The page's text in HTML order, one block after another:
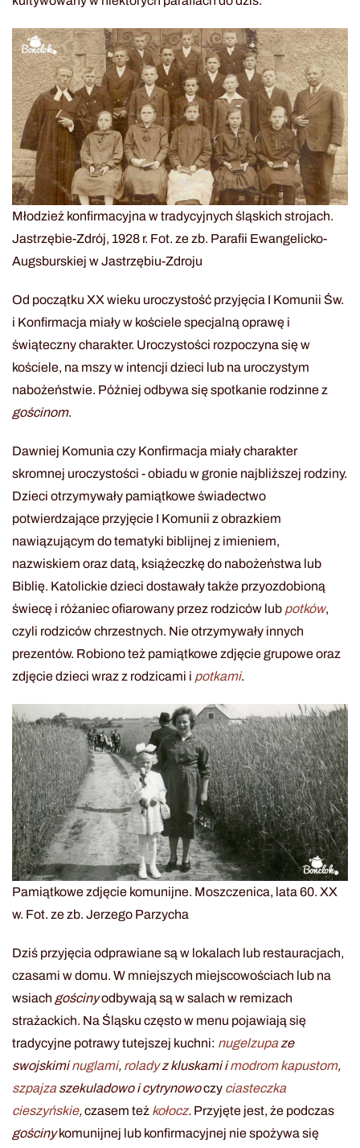
Młodzież konfirmacyjna w tradycyjnych śląskich strojach.
Jastrzębie-Zdrój, 1928 r. Fot. ze zb. Parafii Ewangelicko-
Augsburskiej w Jastrzębiu-Zdroju
Od początku XX wieku uroczystość przyjęcia I Komunii Św.
i Konfirmacja miały w kościele specjalną oprawę i
świąteczny charakter. Uroczystości rozpoczyna się w
kościele, na mszy w intencji dzieci lub na uroczystym
nabożeństwie. Później odbywa się spotkanie rodzinne z
gościnom.
Dawniej Komunia czy Konfirmacja miały charakter
skromnej uroczystości - obiadu w gronie najbliższej rodziny.
Dzieci otrzymywały pamiątkowe świadectwo
potwierdzające przyjęcie I Komunii z obrazkiem
nawiązującym do tematyki biblijnej z imieniem,
nazwiskiem oraz datą, książeczkę do nabożeństwa lub
Biblię. Katolickie dzieci dostawały także przyozdobioną
świecę i różaniec ofiarowany przez rodziców lub potków,
czyli rodziców chrzestnych. Nie otrzymywały innych
prezentów. Robiono też pamiątkowe zdjęcie grupowe oraz
zdjęcie dzieci wraz z rodzicami i potkami.
Pamiątkowe zdjęcie komunijne. Moszczenica, lata 60. XX
w. Fot. ze zb. Jerzego Parzycha
Dziś przyjęcia odprawiane są w lokalach lub restauracjach,
czasami w domu. W mniejszych miejscowościach lub na
wsiach gościnyodbywają są w salach w remizach
strażackich. Na Śląsku często w menu pojawiają się
tradycyjne potrawy tutejszej kuchni: nugelzupa ze
swojskiminuglami, roladyz kluskami imodrom kapustom,
szpajza szekuladowo i cytrynowoczy ciasteczka
cieszyńskie,czasem też kołocz. Przyjęte jest, że podczas
gościnykomunijnej lub konfirmacyjnej nie spożywa się